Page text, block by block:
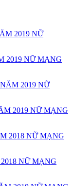
2019 NỮ MẠNG
2019 NỮ MẠNG
NỮ MẠNG